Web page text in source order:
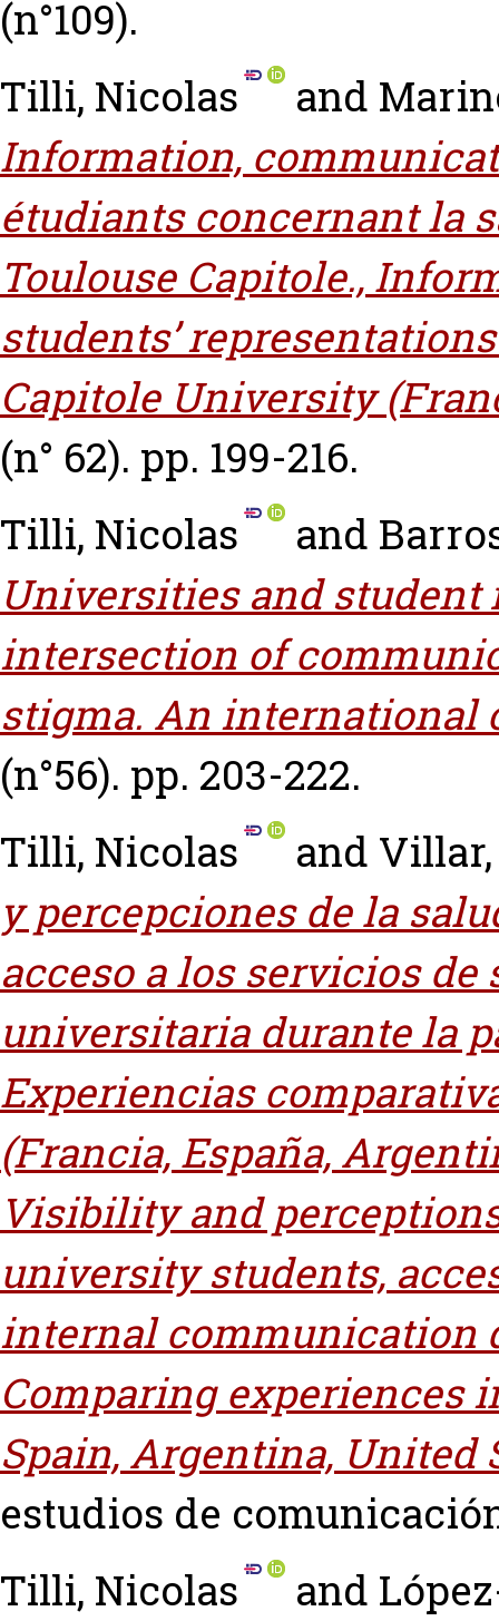
(n°109).
Tilli, Nicolas
and
Information,
étudiants concernant la
Toulouse Capitole.,
students’
Capitole University
(n° 62). pp. 199-216.
Tilli, Nicolas
and
Universities and
intersection of
stigma. An international
(n°56). pp. 203-222.
Tilli, Nicolas
and
y percepciones de la
acceso a los servicios
universitaria durante la
Experiencias
(Francia, España,
Visibility and
university students,
internal communication
Comparing experiences
Spain, Argentina, United
estudios de
Tilli, Nicolas
and